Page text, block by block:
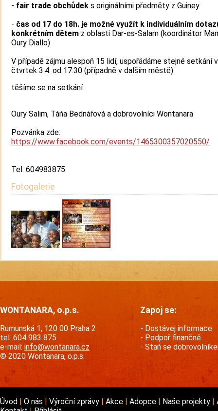
- fair trade obchůdek s originálními předměty z Guiney
- čas od 17 do 18h. je možné využít k individuálním
konkrétním dětem z oblasti Dar-es-Salam (koordinátor
Oury Diallo)
V případě zájmu alespoň 15 lidí, uspořádáme stejné setkání
čtvrtek 3.4. od 17:30 (případně v dalším městě)
těšíme se na setkání
Oury Salim, Táňa Bednářová a dobrovolníci Wontanara
Pozvánka zde:
https://www.facebook.com/events/1465300357020550/
Tel: 604983875
Fotogalerie
WONTANARA, o.p.s.
Rumunská 1, 120 00 Praha 2
tel. 604 983 875
e-mail: info@wontanara.cz
© 2020 Wontanara, o.p.s.
Zapoj se:
Dostávej informace
Podpoř finančně
Staň se
Úvod O nás Výroční zprávy Akce Adopce Naše projekty